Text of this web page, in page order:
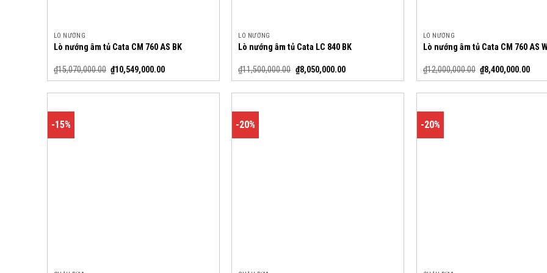
LÒ NƯỚNG
Lò nướng âm tủ Cata CM 760 AS BK
₫15,070,000.00 ₫10,549,000.00
LÒ NƯỚNG
Lò nướng âm tủ Cata LC 840 BK
₫11,500,000.00 ₫8,050,000.00
LÒ NƯỚNG
Lò nướng âm tủ Cata CM 760 AS
₫12,000,000.00 ₫8,400,000.00
-15% -20% -20%